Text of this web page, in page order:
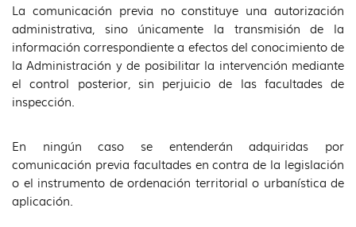
La comunicación previa no constituye una autorización
administrativa, sino únicamente la transmisión de la
información correspondiente a efectos del conocimiento de
la Administración y de posibilitar la intervención mediante
el control posterior, sin perjuicio de las facultades de
inspección.
En ningún caso se entenderán adquiridas por
comunicación previa facultades en contra de la legislación
o el instrumento de ordenación territorial o urbanística de
aplicación.